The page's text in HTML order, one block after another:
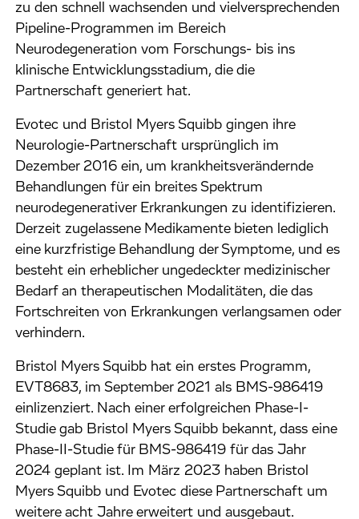
zu den schnell wachsenden und vielversprechenden
Pipeline-Programmen im Bereich
Neurodegeneration vom Forschungs- bis ins
klinische Entwicklungsstadium, die die
Partnerschaft generiert hat.
Evotec und Bristol Myers Squibb gingen ihre
Neurologie-Partnerschaft ursprünglich im
Dezember 2016 ein, um krankheitsverändernde
Behandlungen für ein breites Spektrum
neurodegenerativer Erkrankungen zu identifizieren.
Derzeit zugelassene Medikamente bieten lediglich
eine kurzfristige Behandlung der Symptome, und es
besteht ein erheblicher ungedeckter medizinischer
Bedarf an therapeutischen Modalitäten, die das
Fortschreiten von Erkrankungen verlangsamen oder
verhindern.
Bristol Myers Squibb hat ein erstes Programm,
EVT8683, im September 2021 als BMS-986419
einlizenziert. Nach einer erfolgreichen Phase-I-
Studie gab Bristol Myers Squibb bekannt, dass eine
Phase-II-Studie für BMS-986419 für das Jahr
2024 geplant ist. Im März 2023 haben Bristol
Myers Squibb und Evotec diese Partnerschaft um
weitere acht Jahre erweitert und ausgebaut.